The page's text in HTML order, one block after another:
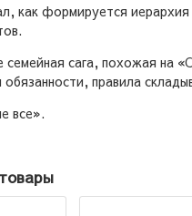
как формируется иерархия
сага, похожая на
обязанности, правила
все».